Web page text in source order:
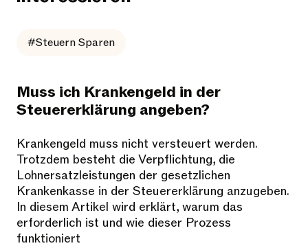
#Steuern Sparen
Muss ich Krankengeld in der
Steuererklärung angeben?
Krankengeld muss nicht versteuert werden.
Trotzdem besteht die Verpflichtung, die
Lohnersatzleistungen der gesetzlichen
Krankenkasse in der Steuererklärung anzugeben.
In diesem Artikel wird erklärt, warum das
erforderlich ist und wie dieser Prozess
funktioniert